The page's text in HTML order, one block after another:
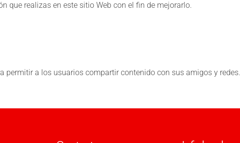
que realizas en este sitio Web con el fin de mejorarlo.
permitir a los usuarios compartir contenido con sus amigos y redes.